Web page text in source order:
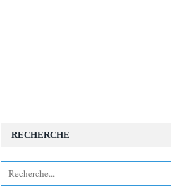
RECHERCHE